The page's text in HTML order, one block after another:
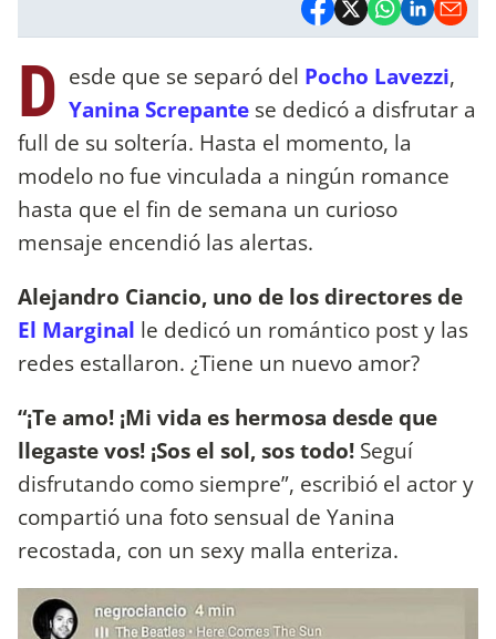
D esde que se separó del Pocho Lavezzi,
Yanina Screpante se dedicó a disfrutar a
full de su soltería. Hasta el momento, la
modelo no fue vinculada a ningún romance
hasta que el fin de semana un curioso
mensaje encendió las alertas.
Alejandro Ciancio, uno de los directores de
El Marginal le dedicó un romántico post y las
redes estallaron. ¿Tiene un nuevo amor?
“¡Te amo! ¡Mi vida es hermosa desde que
llegaste vos! ¡Sos el sol, sos todo! Seguí
disfrutando como siempre”, escribió el actor y
compartió una foto sensual de Yanina
recostada, con un sexy malla enteriza.